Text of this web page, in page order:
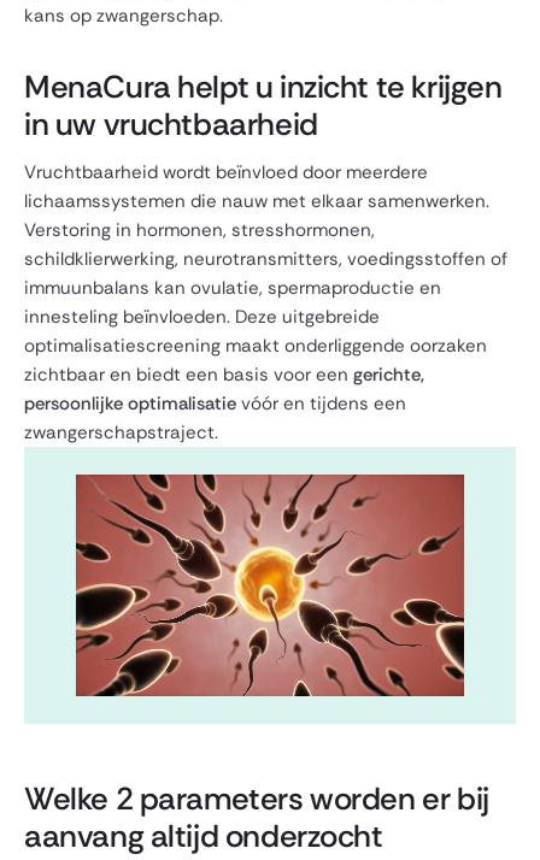
kans op zwangerschap.
MenaCura helpt u inzicht te krijgen
in uw vruchtbaarheid
Vruchtbaarheid wordt beïnvloed door meerdere
lichaamssystemen die nauw met elkaar samenwerken.
Verstoring in hormonen, stresshormonen,
schildklierwerking, neurotransmitters, voedingsstoffen of
immuunbalans kan ovulatie, spermaproductie en
innesteling beïnvloeden. Deze uitgebreide
optimalisatiescreening maakt onderliggende oorzaken
zichtbaar en biedt een basis voor een gerichte,
persoonlijke optimalisatie vóór en tijdens een
zwangerschapstraject.
Welke 2 parameters worden er bij
aanvang altijd onderzocht